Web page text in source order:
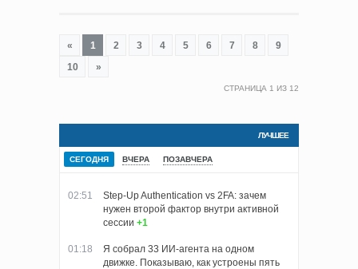
« 1 2 3 4 5 6 7 8
9
10
»
СТРАНИЦА 1 ИЗ 12
ЛУЧШЕЕ
СЕГОДНЯ ВЧЕРА ПОЗАВЧЕРА
02:51
Step-Up Authentication vs 2FA: зачем
нужен второй фактор внутри активной
сессии +1
01:18
Я собрал 33 ИИ-агента на одном
движке. Показываю, как устроены пять